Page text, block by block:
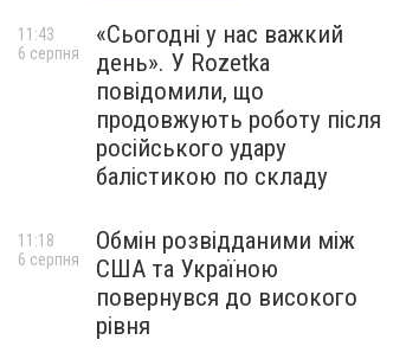
«Сьогодні у нас важкий
день». У Rozetka
повідомили, що
продовжують роботу після
російського удару
балістикою по складу
11:43
6 серпня
Обмін розвідданими між
США та Україною
повернувся до високого
рівня
11:18
6 серпня